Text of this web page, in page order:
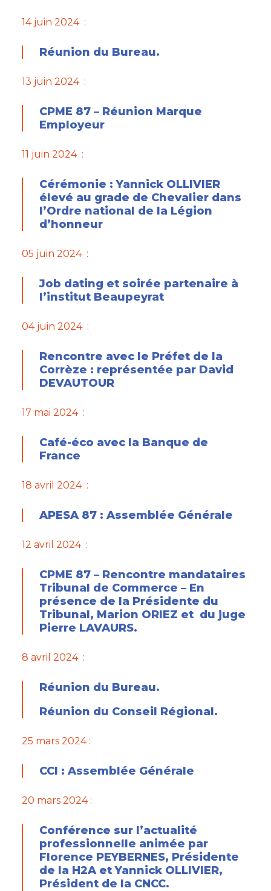
14 juin 2024 :
Réunion du Bureau.
13 juin 2024 :
CPME 87 – Réunion Marque
Employeur
11 juin 2024 :
Cérémonie : Yannick OLLIVIER
élevé au grade de Chevalier dans
l’Ordre national de la Légion
d’honneur
05 juin 2024 :
Job dating et soirée partenaire à
l’institut Beaupeyrat
04 juin 2024 :
Rencontre avec le Préfet de la
Corrèze : représentée par David
DEVAUTOUR
17 mai 2024 :
Café-éco avec la Banque de
France
18 avril 2024 :
APESA 87 : Assemblée Générale
12 avril 2024 :
CPME 87 – Rencontre mandataires
Tribunal de Commerce – En
présence de la Présidente du
Tribunal, Marion ORIEZ et du juge
Pierre LAVAURS.
8 avril 2024 :
Réunion du Bureau.
Réunion du Conseil Régional.
25 mars 2024 :
CCI : Assemblée Générale
20 mars 2024 :
Conférence sur l’actualité
professionnelle animée par
Florence PEYBERNES, Présidente
de la H2A et Yannick OLLIVIER,
Président de la CNCC.